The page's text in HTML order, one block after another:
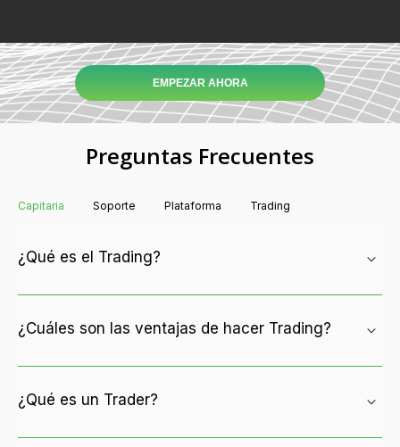
EMPEZAR AHORA
Preguntas Frecuentes
Capitaria Soporte Plataforma Trading
¿Qué es el Trading?
¿Cuáles son las ventajas de hacer Trading?
¿Qué es un Trader?